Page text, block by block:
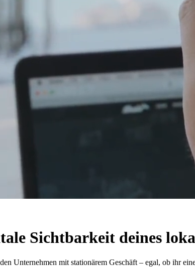
Sichtbarkeit deines
Unternehmen mit stationärem Geschäft – egal, ob ihr